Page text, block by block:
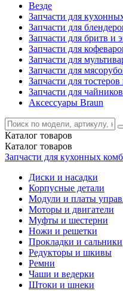
Везде
Запчасти для
Запчасти для
Запчасти для бритв и
Запчасти для
Запчасти для
Запчасти для
Запчасти для
Запчасти для
Аксессуары Braun
Каталог товаров
Каталог товаров
Запчасти для кухонных
Диски и насадки
Корпусные детали
Модули и платы
Моторы и двигатели
Муфты и шестерни
Ножи и решетки
Прокладки и сальники
Редукторы и шкивы
Ремни
Чаши и ведерки
Штоки и шнеки